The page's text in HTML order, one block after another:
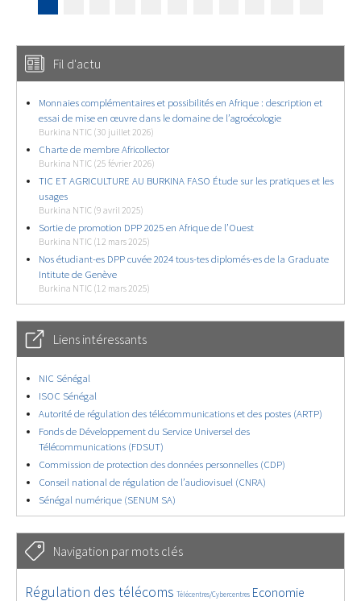
Fil d'actu
Monnaies complémentaires et possibilités en Afrique : description et
essai de mise en œuvre dans le domaine de l’agroécologie
Burkina NTIC (30 juillet 2026)
Charte de membre Africollector
Burkina NTIC (25 février 2026)
TIC ET AGRICULTURE AU BURKINA FASO Étude sur les pratiques et les
usages
Burkina NTIC (9 avril 2025)
Sortie de promotion DPP 2025 en Afrique de l’Ouest
Burkina NTIC (12 mars 2025)
Nos étudiant-es DPP cuvée 2024 tous-tes diplomés-es de la Graduate
Intitute de Genève
Burkina NTIC (12 mars 2025)
Liens intéressants
NIC Sénégal
ISOC Sénégal
Autorité de régulation des télécommunications et des postes (ARTP)
Fonds de Développement du Service Universel des
Télécommunications (FDSUT)
Commission de protection des données personnelles (CDP)
Conseil national de régulation de l’audiovisuel (CNRA)
Sénégal numérique (SENUM SA)
Navigation par mots clés
4689/5648
Régulation des télécoms
346/5648 Télécentres/Cybercentres
3755/5648
Economie